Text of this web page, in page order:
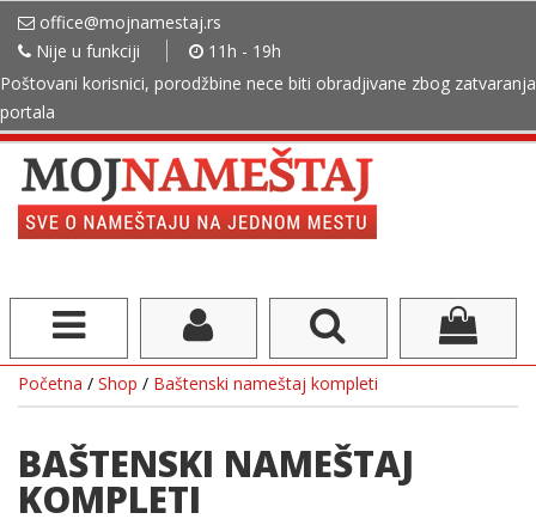
office@mojnamestaj.rs
Nije u funkciji
11h - 19h
Poštovani korisnici, porodžbine nece biti obradjivane zbog zatvaranja
portala
Početna / Shop / Baštenski nameštaj kompleti
BAŠTENSKI NAMEŠTAJ
KOMPLETI